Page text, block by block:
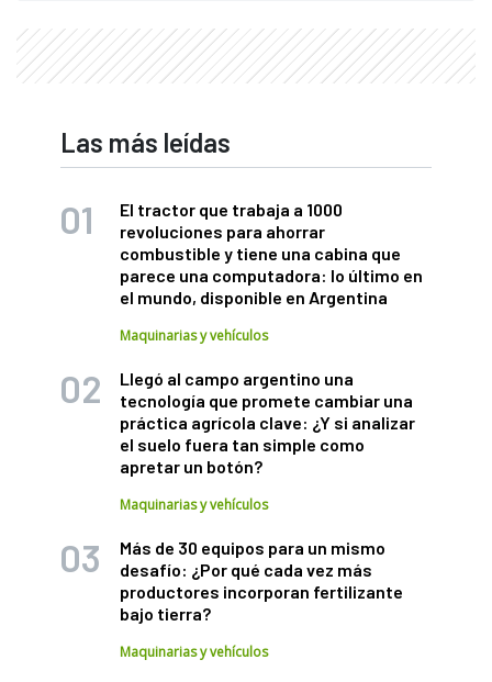
Las más leídas
El tractor que trabaja a 1000
revoluciones para ahorrar
combustible y tiene una cabina que
parece una computadora: lo último en
el mundo, disponible en Argentina
Maquinarias y vehículos
Llegó al campo argentino una
tecnología que promete cambiar una
práctica agrícola clave: ¿Y si analizar
el suelo fuera tan simple como
apretar un botón?
Maquinarias y vehículos
Más de 30 equipos para un mismo
desafío: ¿Por qué cada vez más
productores incorporan fertilizante
bajo tierra?
Maquinarias y vehículos